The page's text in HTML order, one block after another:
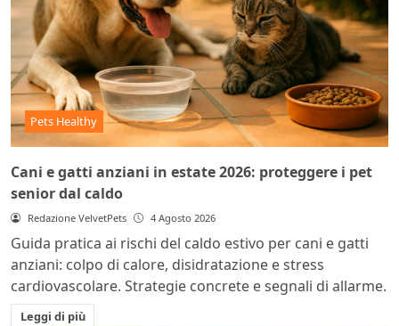
Pets Healthy
Cani e gatti anziani in estate 2026: proteggere i pet
senior dal caldo
Redazione VelvetPets 4 Agosto 2026
Guida pratica ai rischi del caldo estivo per cani e gatti
anziani: colpo di calore, disidratazione e stress
cardiovascolare. Strategie concrete e segnali di allarme.
Leggi di più